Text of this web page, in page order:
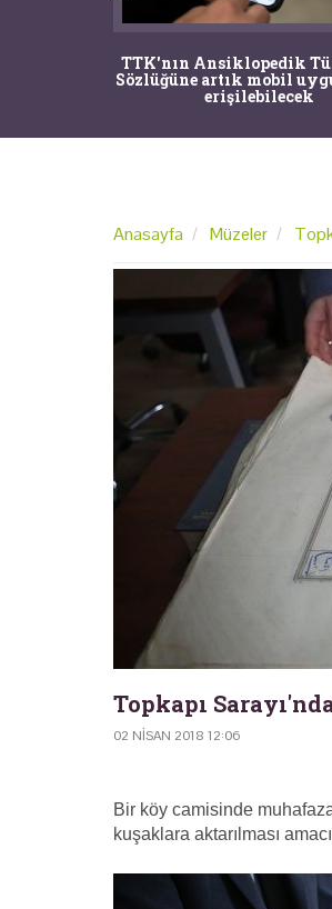
120 bin yıllık fosiller hâlâ
türlere ait çıktı ve nesli
bir tür keşfedildi
Anasayfa Müzeler
Topkapı
02 NISAN 2018 12:06
Bir köy camisinde
kuşaklara aktarılması